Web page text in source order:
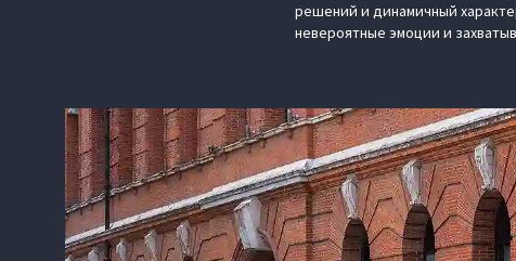
решений и динамичный
невероятные эмоции и